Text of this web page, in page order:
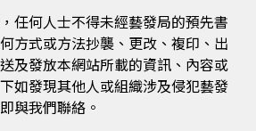
任何人士不得未經藝發局的預先書
方式或方法抄襲、更改、複印、出
及發放本網站所載的資訊、內容或
如發現其他人或組織涉及侵犯藝發
與我們聯絡。